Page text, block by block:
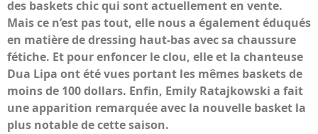
des baskets chic qui sont actuellement en vente.
Mais ce n’est pas tout, elle nous a également éduqués
en matière de dressing haut-bas avec sa chaussure
fétiche. Et pour enfoncer le clou, elle et la chanteuse
Dua Lipa ont été vues portant les mêmes baskets de
moins de 100 dollars. Enfin, Emily Ratajkowski a fait
une apparition remarquée avec la nouvelle basket la
plus notable de cette saison.